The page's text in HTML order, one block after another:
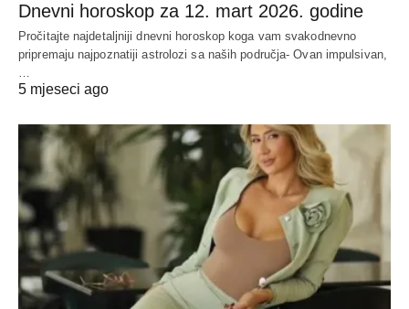
Dnevni horoskop za 12. mart 2026. godine
Pročitajte najdetaljniji dnevni horoskop koga vam svakodnevno
pripremaju najpoznatiji astrolozi sa naših područja- Ovan impulsivan,
…
5 mjeseci ago